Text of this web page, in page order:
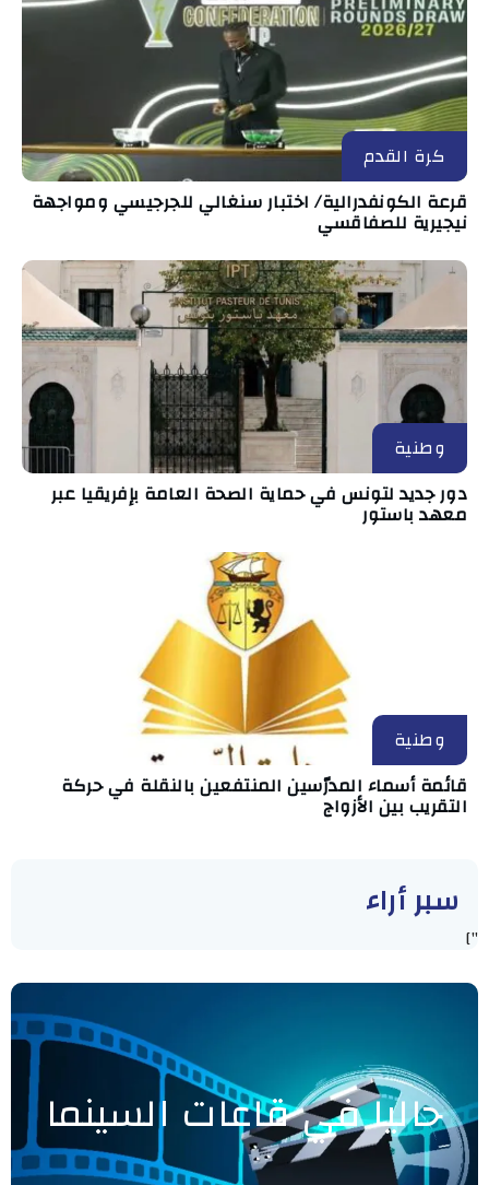
كرة القدم
قرعة الكونفدرالية/ اختبار سنغالي للجرجيسي ومواجهة
نيجيرية للصفاقسي
وطنية
دور جديد لتونس في حماية الصحة العامة بإفريقيا عبر
معهد باستور
وطنية
قائمة أسماء المدرّسين المنتفعين بالنقلة في حركة
التقريب بين الأزواج
سبر أراء
"]
حاليا في قاعات السينما